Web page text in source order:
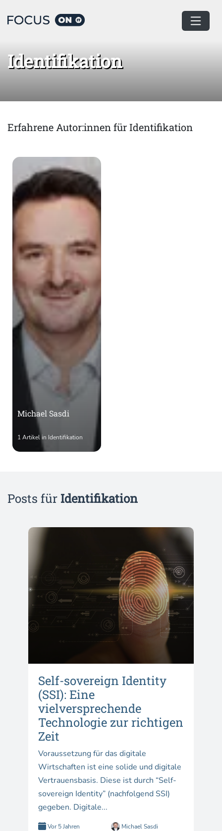
Home Identifikation
Identifikation
Erfahrene Autor:innen für Identifikation
Michael Sasdi
1 Artikel in Identifikation
Posts für Identifikation
Self-sovereign Identity
(SSI): Eine
vielversprechende
Technologie zur richtigen
Zeit
Voraussetzung für das digitale
Wirtschaften ist eine solide und digitale
Vertrauensbasis. Diese ist durch “Self-
sovereign Identity” (nachfolgend SSI)
gegeben. Digitale...
Vor 5 Jahren
Michael Sasdi